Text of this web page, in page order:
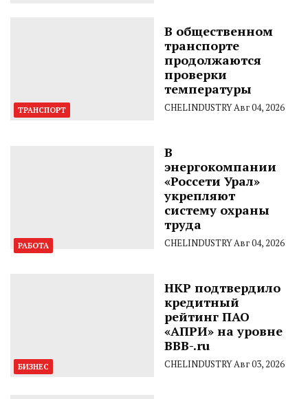
ТРАНСПОРТ
В общественном
транспорте
продолжаются
проверки
температуры
CHELINDUSTRYАвг 04, 2026
РАБОТА
В
энергокомпании
«Россети Урал»
укрепляют
систему охраны
труда
CHELINDUSTRYАвг 04, 2026
БИЗНЕС
НКР подтвердило
кредитный
рейтинг ПАО
«АПРИ» на уровне
BBB-.ru
CHELINDUSTRYАвг 03, 2026